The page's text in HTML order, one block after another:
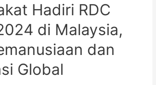
Hadiri RDC
di Malaysia,
dan
Global